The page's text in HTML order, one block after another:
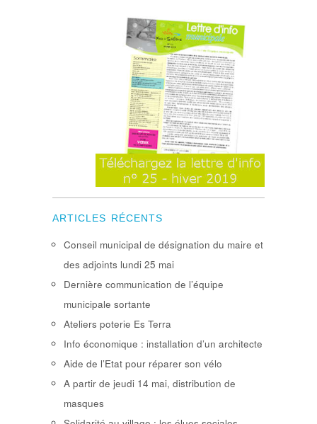
ARTICLES RÉCENTS
Conseil municipal de désignation du maire et
des adjoints lundi 25 mai
Dernière communication de l’équipe
municipale sortante
Ateliers poterie Es Terra
Info économique : installation d’un architecte
Aide de l’Etat pour réparer son vélo
A partir de jeudi 14 mai, distribution de
masques